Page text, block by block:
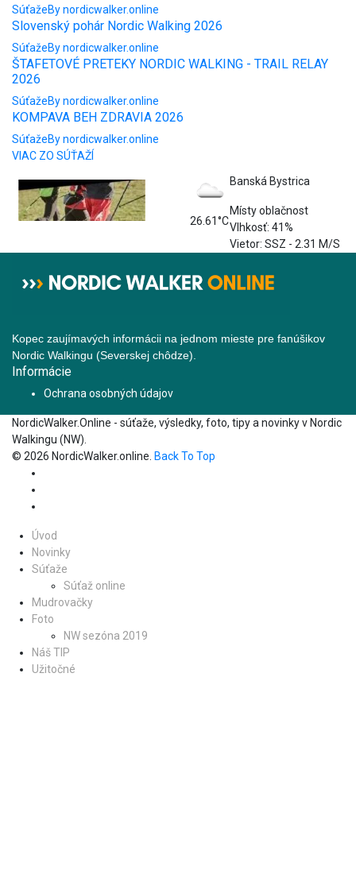
SúťažeBy nordicwalker.online
Slovenský pohár Nordic Walking 2026
SúťažeBy nordicwalker.online
ŠTAFETOVÉ PRETEKY NORDIC WALKING - TRAIL RELAY
2026
SúťažeBy nordicwalker.online
KOMPAVA BEH ZDRAVIA 2026
SúťažeBy nordicwalker.online
VIAC ZO SÚŤAŽÍ
26.61°C
Banská Bystrica
Místy oblačnost
Vlhkosť: 41%
Vietor: SSZ - 2.31 M/S
Kopec zaujímavých informácii na jednom mieste pre fanúšikov
Nordic Walkingu (Severskej chôdze).
Informácie
Ochrana osobných údajov
NordicWalker.Online - súťaže, výsledky, foto, tipy a novinky v Nordic
Walkingu (NW).
© 2026 NordicWalker.online. Back To Top
Úvod
Novinky
Súťaže
Súťaž online
Mudrovačky
Foto
NW sezóna 2019
Náš TIP
Užitočné